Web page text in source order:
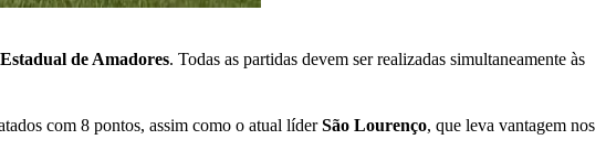
Estadual de Amadores. Todas as partidas devem ser realizadas simultaneamente às
com 8 pontos, assim como o atual líderSão Lourenço, que leva vantagem nos